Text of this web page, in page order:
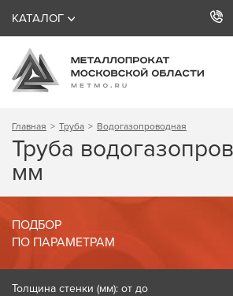
КАТАЛОГ
Главная Труба Водогазопроводная
Труба
мм
ПОДБОР
ПО ПАРАМЕТРАМ
Толщина стенки (мм): от до